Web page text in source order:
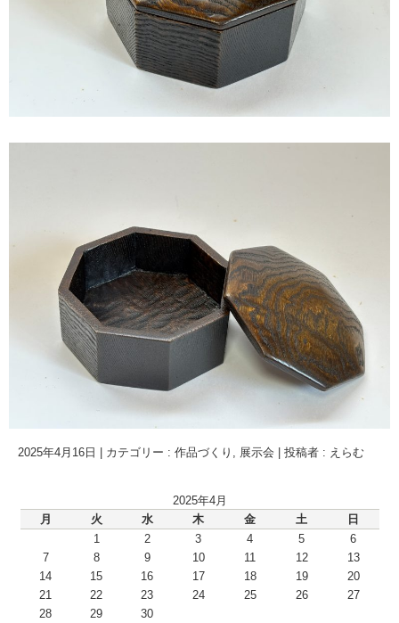
2025年4月16日 カテゴリー : 作品づくり , 展示会 投稿者 : えらむ
2025年4月
月
火 水 木 金 土
日
1
2 3 4 5
6
7
8 9 10 11 12
13
14
15 16 17 18 19
20
21
22 23 24 25 26
27
28
29 30